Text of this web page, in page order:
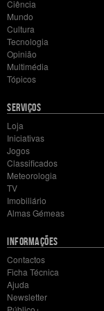
Ciência
Mundo
Cultura
Tecnologia
Opinião
Multimédia
Tópicos
SERVIÇOS
Loja
Iniciativas
Jogos
Classificados
Meteorologia
TV
Imobiliário
Almas Gémeas
INFORMAÇÕES
Contactos
Ficha Técnica
Ajuda
Newsletter